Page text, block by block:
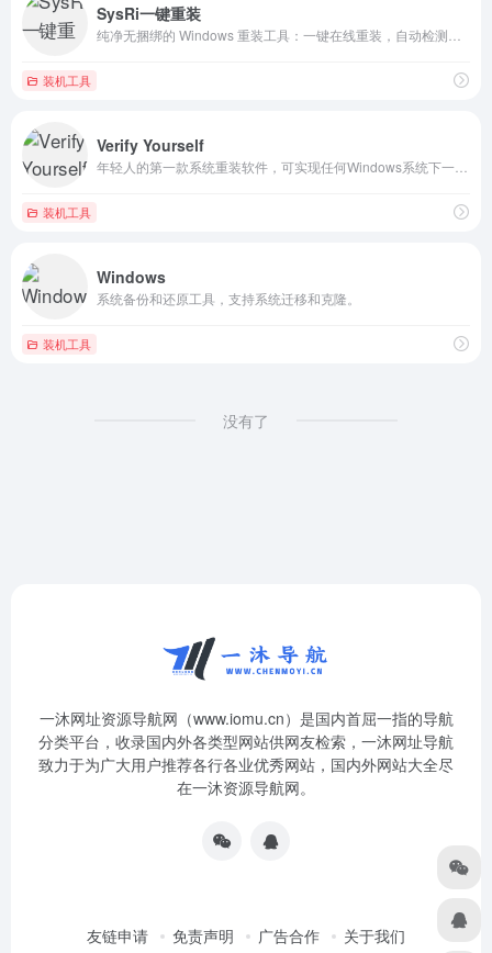
SysRi一键重装
装机工具
Verify Yourself
装机工具
Windows
系统备份和还原工具，支持系统迁移和克隆。
装机工具
没有了
一沐网址资源导航网（www.iomu.cn）是国内首屈一指的导航
分类平台，收录国内外各类型网站供网友检索，一沐网址导航
致力于为广大用户推荐各行各业优秀网站，国内外网站大全尽
在一沐资源导航网。
友链申请 免责声明 广告合作 关于我们